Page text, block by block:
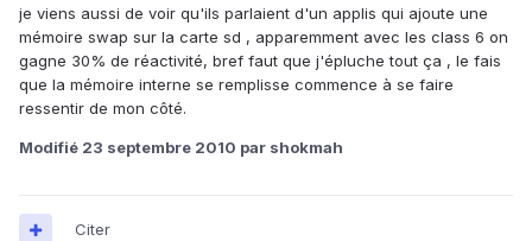
je viens aussi de voir qu'ils parlaient d'un applis qui ajoute une
mémoire swap sur la carte sd , apparemment avec les class 6 on
gagne 30% de réactivité, bref faut que j'épluche tout ça , le fais
que la mémoire interne se remplisse commence à se faire
ressentir de mon côté.
Modifié 23 septembre 2010 par shokmah
Citer